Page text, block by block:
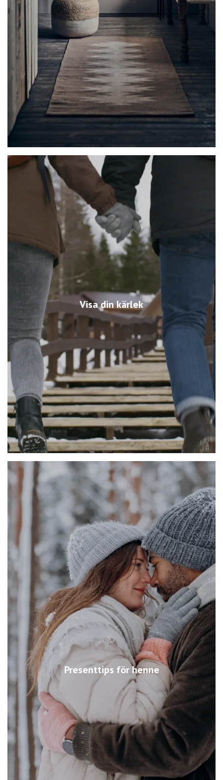
Visa din kärlek
Presenttips för henne